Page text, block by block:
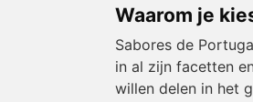
Waarom je
Sabores de
in al zijn facetten
willen delen in het